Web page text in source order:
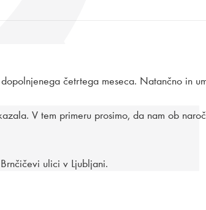
četrtega meseca. Natančno in
V tem primeru prosimo, da nam ob
ulici v Ljubljani.